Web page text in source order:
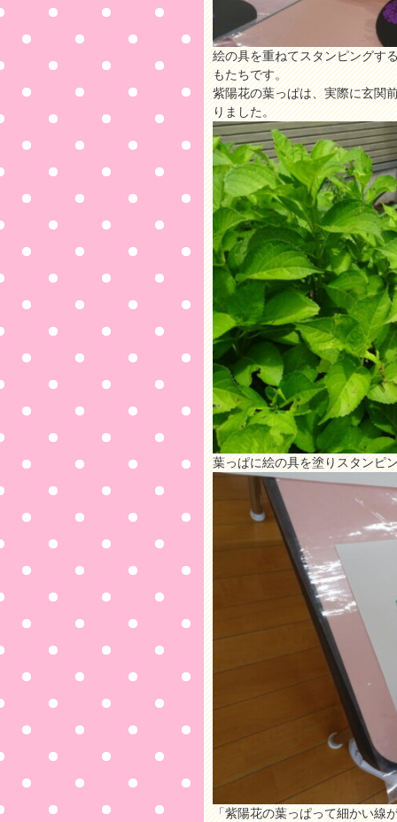
絵の具を重ねてスタンピングす
もたちです。
紫陽花の葉っぱは、実際に玄関
りました。
葉っぱに絵の具を塗りスタンピ
「紫陽花の葉っぱって細かい線